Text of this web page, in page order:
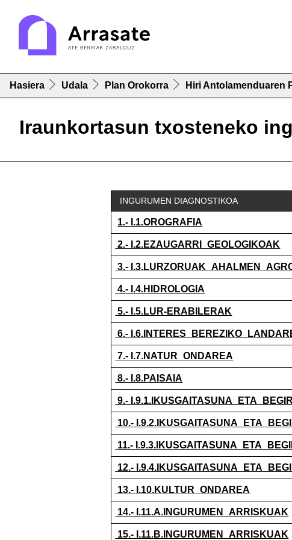
Hasiera Udala Plan Orokorra Hiri Antolamenduaren
Iraunkortasun txosteneko
INGURUMEN DIAGNOSTIKOA
1.- I.1.OROGRAFIA
2.- I.2.EZAUGARRI_GEOLOGIKOAK
3.-
4.- I.4.HIDROLOGIA
5.- I.5.LUR-ERABILERAK
6.-
7.- I.7.NATUR_ONDAREA
8.- I.8.PAISAIA
9.-
10.-
11.-
12.-
13.- I.10.KULTUR_ONDAREA
14.- I.11.A.INGURUMEN_ARRISKUAK
15.- I.11.B.INGURUMEN_ARRISKUAK